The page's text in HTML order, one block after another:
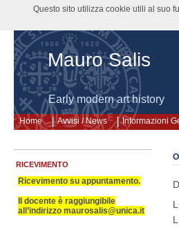
Mauro Salis
Early modern art history
Home Avvisi / News Informazioni
RICEVIMENTO
Ricevimento su appuntamento.
Il docente è raggiungibile
all’indirizzo maurosalis@unica.it
Questo sito utilizza cookie utili al suo